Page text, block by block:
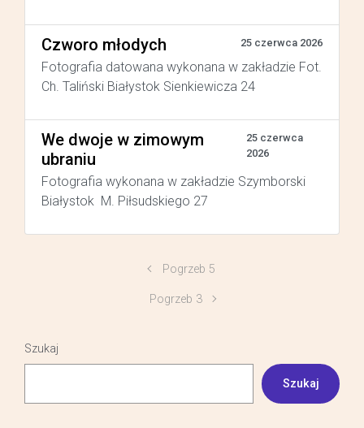
Czworo młodych 25 czerwca 2026
Fotografia datowana wykonana w zakładzie Fot.
Ch. Taliński Białystok Sienkiewicza 24
We dwoje w zimowym
ubraniu
25 czerwca
2026
Fotografia wykonana w zakładzie Szymborski
Białystok M. Piłsudskiego 27
Pogrzeb 5
Pogrzeb 3
Szukaj
Szukaj